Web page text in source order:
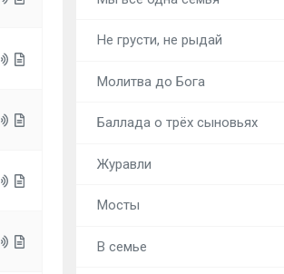
Не грусти, не рыдай
Молитва до Бога
Баллада о трёх сыновьях
Журавли
Мосты
В семье